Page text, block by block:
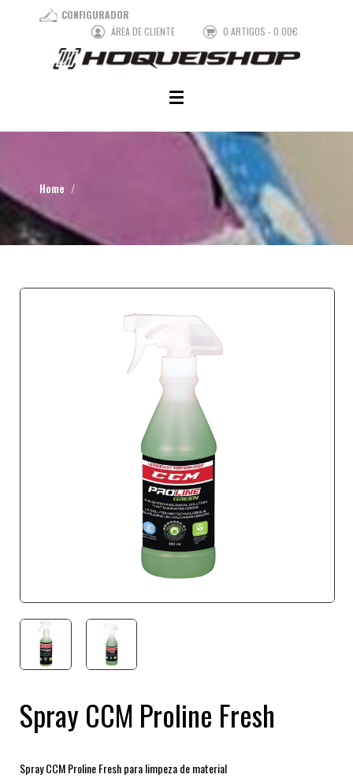
CONFIGURADOR
ÁREA DE CLIENTE
0 ARTIGOS - 0.00€
Home
Spray CCM Proline Fresh
Spray CCM Proline Fresh para limpeza de material